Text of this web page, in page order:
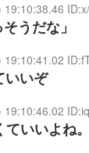
うだな」
いぞ
いいよね。